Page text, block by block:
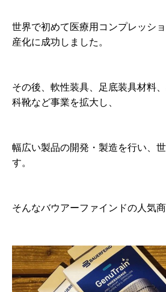
世界で初めて医療用コンプレッシ
産化に成功しました。
その後、軟性装具、足底装具材料
科靴など事業を拡大し、
幅広い製品の開発・製造を行い、
す。
そんなバウアーファインドの人気